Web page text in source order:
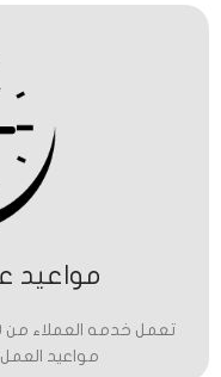
مواعيد
مواعيد العمل من 2 ظهرا وحتى